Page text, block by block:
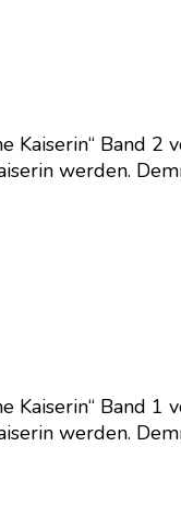
Band
werden.
Band
werden.